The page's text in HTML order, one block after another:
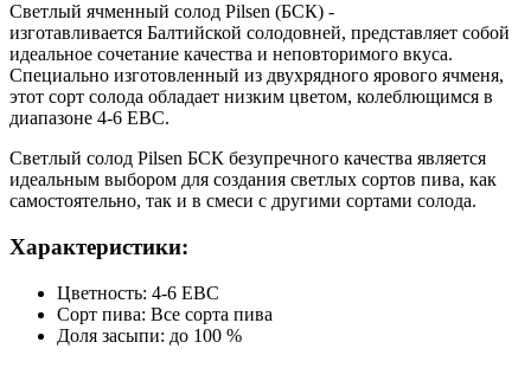
Светлый ячменный солод Pilsen (БСК) -
изготавливается Балтийской солодовней, представляет собой
идеальное сочетание качества и неповторимого вкуса.
Специально изготовленный из двухрядного ярового ячменя,
этот сорт солода обладает низким цветом, колеблющимся в
диапазоне 4-6 EBC.
Светлый солод Pilsen БСК безупречного качества является
идеальным выбором для создания светлых сортов пива, как
самостоятельно, так и в смеси с другими сортами солода.
Характеристики:
Цветность: 4-6 EBC
Сорт пива: Все сорта пива
Доля засыпи: до 100 %